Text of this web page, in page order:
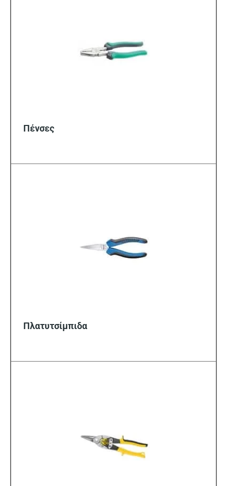
Πένσες
Πλατυτσίμπιδα